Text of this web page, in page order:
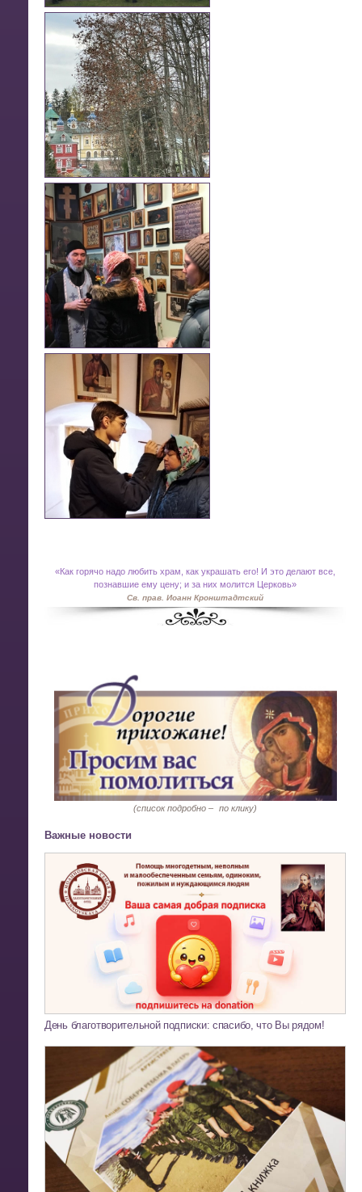
«Как горячо надо любить храм, как украшать его! И это делают все,
познавшие ему цену; и за них молится Церковь»
Св. прав. Иоанн Кронштадтский
(список подробно – по клику)
Важные новости
День благотворительной подписки: спасибо, что Вы рядом!